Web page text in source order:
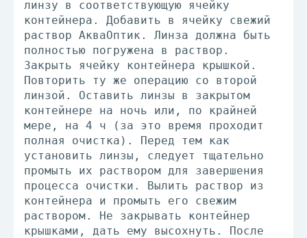
линзу в соответствующую ячейку
контейнера. Добавить в ячейку свежий
раствор АкваОптик. Линза должна быть
полностью погружена в раствор.
Закрыть ячейку контейнера крышкой.
Повторить ту же операцию со второй
линзой. Оставить линзы в закрытом
контейнере на ночь или, по крайней
мере, на 4 ч (за это время проходит
полная очистка). Перед тем как
установить линзы, следует тщательно
промыть их раствором для завершения
процесса очистки. Вылить раствор из
контейнера и промыть его свежим
раствором. Не закрывать контейнер
крышками, дать ему высохнуть. После